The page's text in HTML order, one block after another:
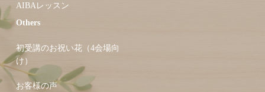
AIBAレッスン
Others
初受講のお祝い花（4会場向
け）
お客様の声